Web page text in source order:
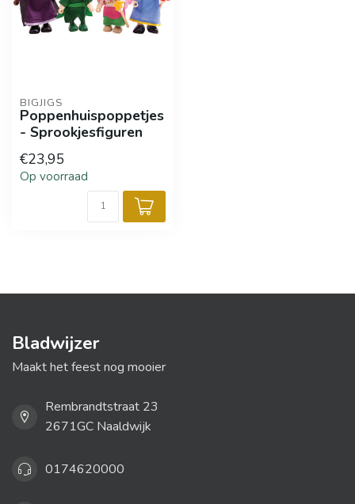
BIGJIGS
Poppenhuispoppetjes
- Sprookjesfiguren
€23,95
Op voorraad
Bladwijzer
Maakt het feest nog mooier
Rembrandtstraat 23
2671GC Naaldwijk
0174620000